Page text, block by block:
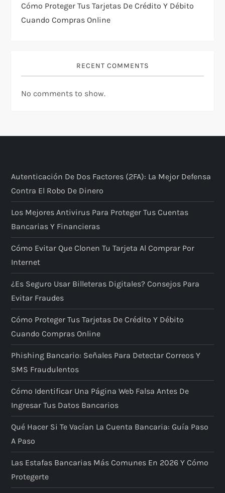
Cómo Proteger Tus Tarjetas De Crédito Y Débito
Cuando Compras Online
RECENT COMMENTS
No comments to show.
Autenticación De Dos Factores (2FA): La Mejor Defensa
Contra El Robo De Dinero
Los Mejores Antivirus Para Proteger Tus Cuentas
Bancarias Y Financieras
Cómo Evitar Que Clonen Tu Tarjeta Al Comprar Por
Internet
¿Es Seguro Usar Billeteras Digitales? Consejos Para
Evitar Fraudes
Cómo Proteger Tus Tarjetas De Crédito Y Débito
Cuando Compras Online
Phishing Bancario: Señales Para Detectar Correos Y
SMS Fraudulentos
Cómo Identificar Una Página Web Falsa Antes De
Ingresar Tus Datos Bancarios
Qué Hacer Si Te Vacían La Cuenta Bancaria: Guía Paso
A Paso
Las Estafas Bancarias Más Comunes En 2026 Y Cómo
Protegerte